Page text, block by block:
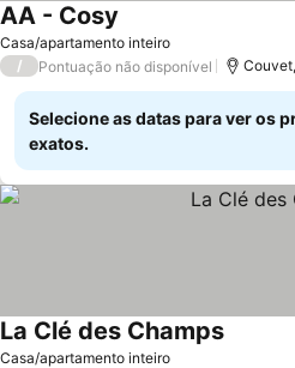
Casa/apartamento inteiro
AA - Cosy
/ Pontuação não disponível
Selecione as datas para ver os
exatos.
Casa/apartamento inteiro
La Clé des Champs